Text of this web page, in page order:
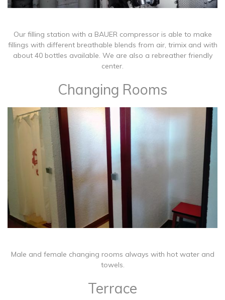
​Our filling station with a BAUER compressor is able to make
fillings with different breathable blends from air, trimix and with
about 40 bottles available. We are also a rebreather friendly
center.
Changing Rooms
​Male and female changing rooms always with hot water and
towels.
Terrace